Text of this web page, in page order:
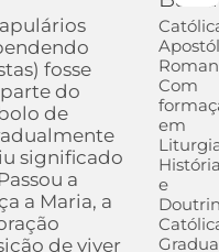
fosse
do
de
significado
a
a Maria, a
de viver
Com
em
e